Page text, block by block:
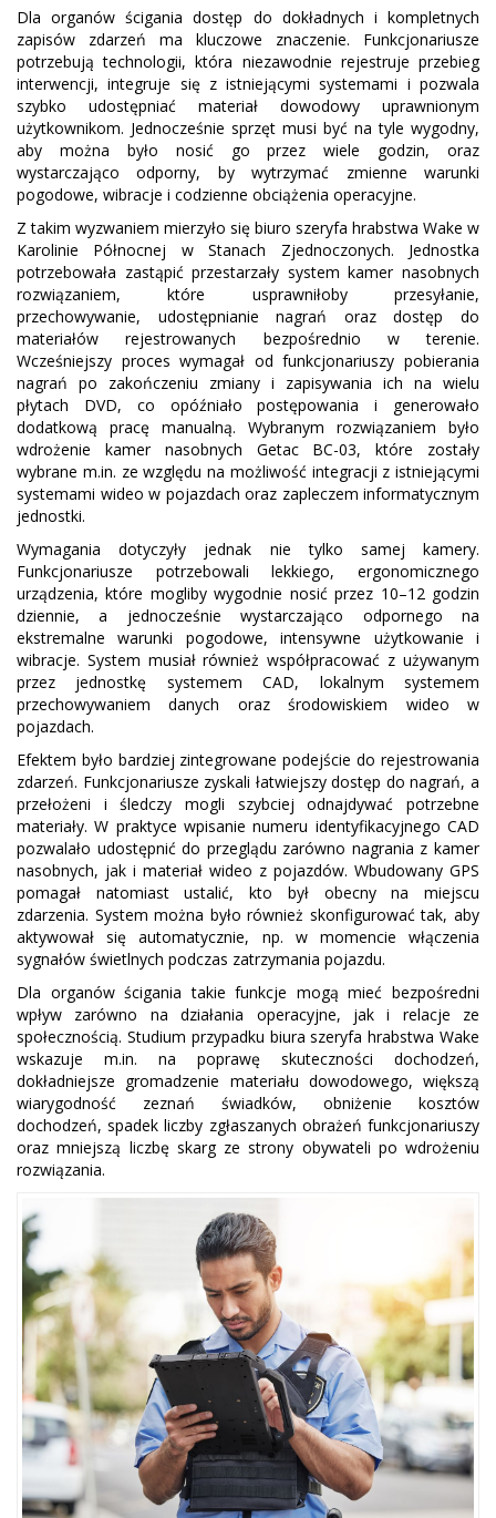
Dla organów ścigania dostęp do dokładnych i kompletnych
zapisów zdarzeń ma kluczowe znaczenie. Funkcjonariusze
potrzebują technologii, która niezawodnie rejestruje przebieg
interwencji, integruje się z istniejącymi systemami i pozwala
szybko udostępniać materiał dowodowy uprawnionym
użytkownikom. Jednocześnie sprzęt musi być na tyle wygodny,
aby można było nosić go przez wiele godzin, oraz
wystarczająco odporny, by wytrzymać zmienne warunki
pogodowe, wibracje i codzienne obciążenia operacyjne.
Z takim wyzwaniem mierzyło się biuro szeryfa hrabstwa Wake w
Karolinie Północnej w Stanach Zjednoczonych. Jednostka
potrzebowała zastąpić przestarzały system kamer nasobnych
rozwiązaniem, które usprawniłoby przesyłanie,
przechowywanie, udostępnianie nagrań oraz dostęp do
materiałów rejestrowanych bezpośrednio w terenie.
Wcześniejszy proces wymagał od funkcjonariuszy pobierania
nagrań po zakończeniu zmiany i zapisywania ich na wielu
płytach DVD, co opóźniało postępowania i generowało
dodatkową pracę manualną. Wybranym rozwiązaniem było
wdrożenie kamer nasobnych Getac BC-03, które zostały
wybrane m.in. ze względu na możliwość integracji z istniejącymi
systemami wideo w pojazdach oraz zapleczem informatycznym
jednostki.
Wymagania dotyczyły jednak nie tylko samej kamery.
Funkcjonariusze potrzebowali lekkiego, ergonomicznego
urządzenia, które mogliby wygodnie nosić przez 10–12 godzin
dziennie, a jednocześnie wystarczająco odpornego na
ekstremalne warunki pogodowe, intensywne użytkowanie i
wibracje. System musiał również współpracować z używanym
przez jednostkę systemem CAD, lokalnym systemem
przechowywaniem danych oraz środowiskiem wideo w
pojazdach.
Efektem było bardziej zintegrowane podejście do rejestrowania
zdarzeń. Funkcjonariusze zyskali łatwiejszy dostęp do nagrań, a
przełożeni i śledczy mogli szybciej odnajdywać potrzebne
materiały. W praktyce wpisanie numeru identyfikacyjnego CAD
pozwalało udostępnić do przeglądu zarówno nagrania z kamer
nasobnych, jak i materiał wideo z pojazdów. Wbudowany GPS
pomagał natomiast ustalić, kto był obecny na miejscu
zdarzenia. System można było również skonfigurować tak, aby
aktywował się automatycznie, np. w momencie włączenia
sygnałów świetlnych podczas zatrzymania pojazdu.
Dla organów ścigania takie funkcje mogą mieć bezpośredni
wpływ zarówno na działania operacyjne, jak i relacje ze
społecznością. Studium przypadku biura szeryfa hrabstwa Wake
wskazuje m.in. na poprawę skuteczności dochodzeń,
dokładniejsze gromadzenie materiału dowodowego, większą
wiarygodność zeznań świadków, obniżenie kosztów
dochodzeń, spadek liczby zgłaszanych obrażeń funkcjonariuszy
oraz mniejszą liczbę skarg ze strony obywateli po wdrożeniu
rozwiązania.